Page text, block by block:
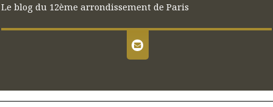
Le blog du 12ème arrondissement de Paris